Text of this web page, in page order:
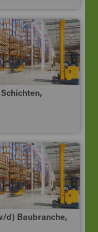
d) Baubranche,